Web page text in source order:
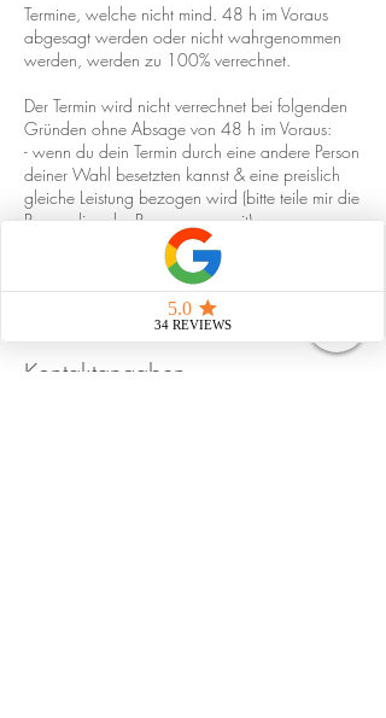
Termine, welche nicht mind. 48 h im Voraus
abgesagt werden oder nicht wahrgenommen
werden, werden zu 100% verrechnet.
Der Termin wird nicht verrechnet bei folgenden
Gründen ohne Absage von 48 h im Voraus:
- wenn du dein Termin durch eine andere Person
deiner Wahl besetzten kannst & eine preislich
gleiche Leistung bezogen wird (bitte teile mir die
Personalien der Person gerne mit)
- im Krankheitsfall oder Unfall bei Vorweisen
Kontaktangaben